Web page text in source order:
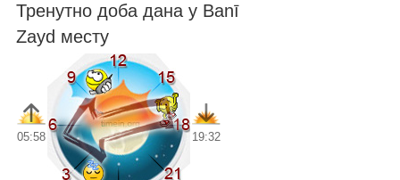
Тренутно доба дана у Banī
Zayd месту
05:58 19:32